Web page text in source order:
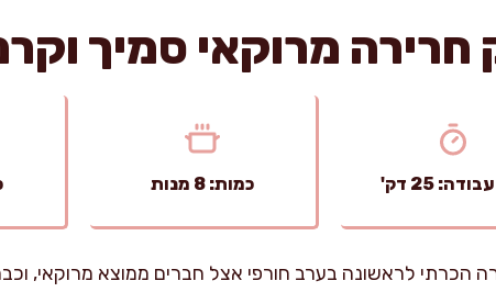
חרירה מרוקאי סמיך
25 דק' כמות: 8 מנות
הכרתי לראשונה בערב חורפי אצל חברים ממוצא מרוקאי,